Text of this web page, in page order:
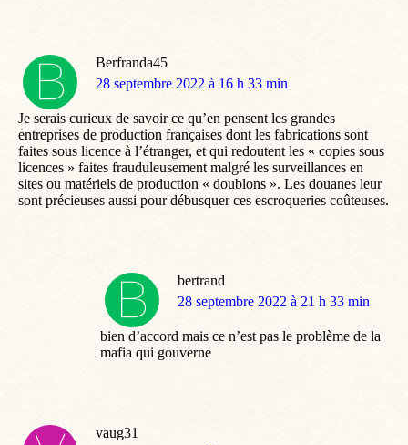
Berfranda45
dit
28 septembre 2022 à 16 h 33 min
Je serais curieux de savoir ce qu’en pensent les grandes
entreprises de production françaises dont les fabrications sont
faites sous licence à l’étranger, et qui redoutent les « copies sous
licences » faites frauduleusement malgré les surveillances en
sites ou matériels de production « doublons ». Les douanes leur
sont précieuses aussi pour débusquer ces escroqueries coûteuses.
bertrand
dit
28 septembre 2022 à 21 h 33 min
bien d’accord mais ce n’est pas le problème de la
mafia qui gouverne
vaug31